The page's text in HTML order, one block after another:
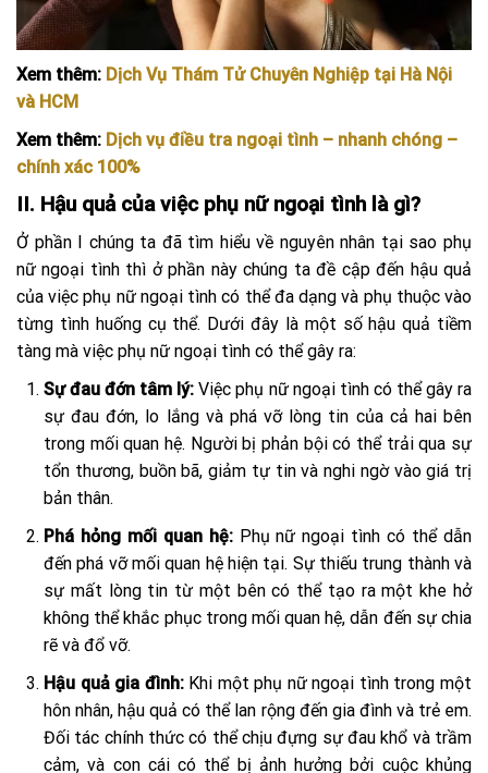
Xem thêm: Dịch Vụ Thám Tử Chuyên Nghiệp tại Hà Nội
và HCM
Xem thêm: Dịch vụ điều tra ngoại tình – nhanh chóng –
chính xác 100%
II. Hậu quả của việc phụ nữ ngoại tình là gì?
Ở phần I chúng ta đã tìm hiểu về nguyên nhân tại sao phụ
nữ ngoại tình thì ở phần này chúng ta đề cập đến hậu quả
của việc phụ nữ ngoại tình có thể đa dạng và phụ thuộc vào
từng tình huống cụ thể. Dưới đây là một số hậu quả tiềm
tàng mà việc phụ nữ ngoại tình có thể gây ra:
Sự đau đớn tâm lý: Việc phụ nữ ngoại tình có thể gây ra
sự đau đớn, lo lắng và phá vỡ lòng tin của cả hai bên
trong mối quan hệ. Người bị phản bội có thể trải qua sự
tổn thương, buồn bã, giảm tự tin và nghi ngờ vào giá trị
bản thân.
Phá hỏng mối quan hệ:Phụ nữ ngoại tình có thể dẫn
đến phá vỡ mối quan hệ hiện tại. Sự thiếu trung thành và
sự mất lòng tin từ một bên có thể tạo ra một khe hở
không thể khắc phục trong mối quan hệ, dẫn đến sự chia
rẽ và đổ vỡ.
Hậu quả gia đình:Khi một phụ nữ ngoại tình trong một
hôn nhân, hậu quả có thể lan rộng đến gia đình và trẻ em.
Đối tác chính thức có thể chịu đựng sự đau khổ và trầm
cảm, và con cái có thể bị ảnh hưởng bởi cuộc khủng